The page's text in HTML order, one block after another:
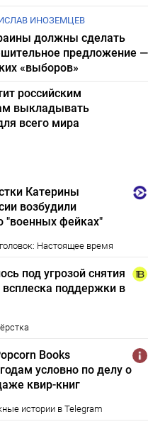
ИНОЗЕМЦЕВ
должны сделать
предложение —
«выборов»
российским
выкладывать
всего мира